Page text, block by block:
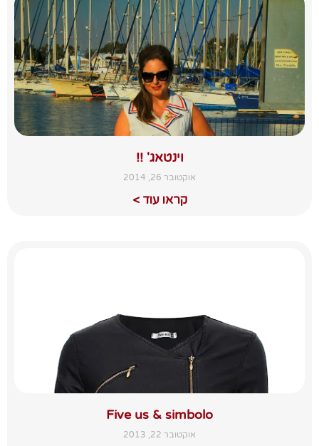
וינטאג' !!
אוקטובר 26, 2014
קראו עוד >
Five us & simbolo
אוקטובר 22, 2013